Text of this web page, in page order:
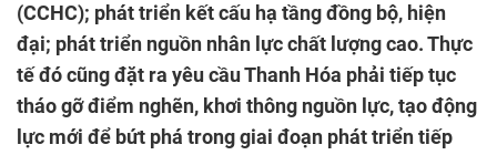
(CCHC); phát triển kết cấu hạ tầng đồng bộ, hiện
đại; phát triển nguồn nhân lực chất lượng cao. Thực
tế đó cũng đặt ra yêu cầu Thanh Hóa phải tiếp tục
tháo gỡ điểm nghẽn, khơi thông nguồn lực, tạo động
lực mới để bứt phá trong giai đoạn phát triển tiếp